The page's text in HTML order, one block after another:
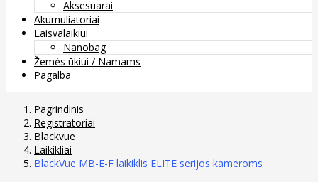
Aksesuarai
Akumuliatoriai
Laisvalaikiui
Nanobag
Žemės ūkiui / Namams
Pagalba
Pagrindinis
Registratoriai
Blackvue
Laikikliai
BlackVue MB-E-F laikiklis ELITE serijos kameroms